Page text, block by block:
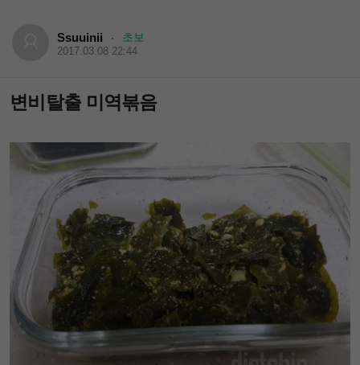
Ssuuinii · 초보
2017.03.08 22:44
변비탈출 미역볶음